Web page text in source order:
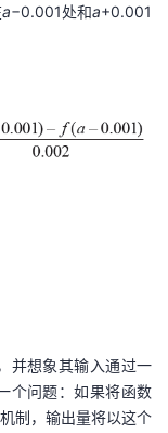
a−0.001处和a+0.001
并想象其输入通过一
个问题：如果将函数
制，输出量将以这个